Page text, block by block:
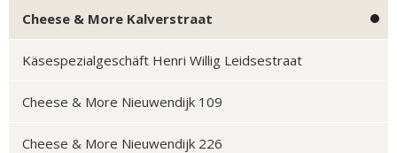
Cheese & More Kalverstraat
Käsespezialgeschäft Henri Willig Leidsestraat
Cheese & More Nieuwendijk 109
Cheese & More Nieuwendijk 226